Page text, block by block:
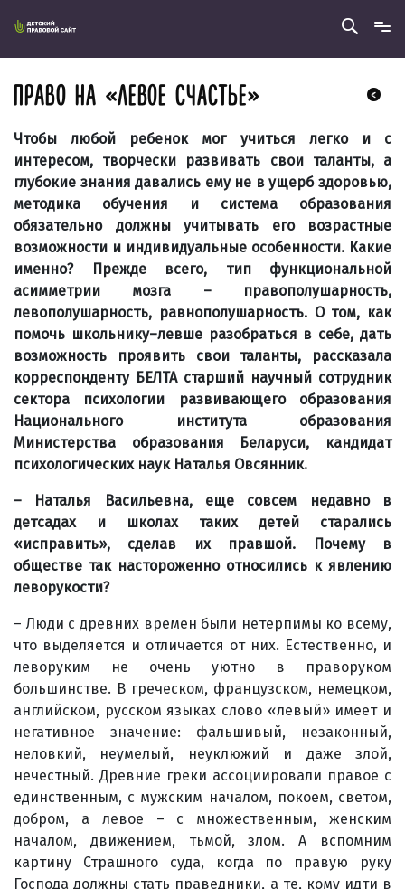
ПРАВО НА «ЛЕВОЕ СЧАСТЬЕ»
Чтобы любой ребенок мог учиться легко и с
интересом, творчески развивать свои таланты, а
глубокие знания давались ему не в ущерб здоровью,
методика обучения и система образования
обязательно должны учитывать его возрастные
возможности и индивидуальные особенности. Какие
именно? Прежде всего, тип функциональной
асимметрии мозга – правополушарность,
левополушарность, равнополушарность. О том, как
помочь школьнику–левше разобраться в себе, дать
возможность проявить свои таланты, рассказала
корреспонденту БЕЛТА старший научный сотрудник
сектора психологии развивающего образования
Национального института образования
Министерства образования Беларуси, кандидат
психологических наук Наталья Овсянник.
– Наталья Васильевна, еще совсем недавно в
детсадах и школах таких детей старались
«исправить», сделав их правшой. Почему в
обществе так настороженно относились к явлению
леворукости?
– Люди с древних времен были нетерпимы ко всему,
что выделяется и отличается от них. Естественно, и
леворуким не очень уютно в праворуком
большинстве. В греческом, французском, немецком,
английском, русском языках слово «левый» имеет и
негативное значение: фальшивый, незаконный,
неловкий, неумелый, неуклюжий и даже злой,
нечестный. Древние греки ассоциировали правое с
единственным, с мужским началом, покоем, светом,
добром, а левое – с множественным, женским
началом, движением, тьмой, злом. А вспомним
картину Страшного суда, когда по правую руку
Господа должны стать праведники, а те, кому идти в